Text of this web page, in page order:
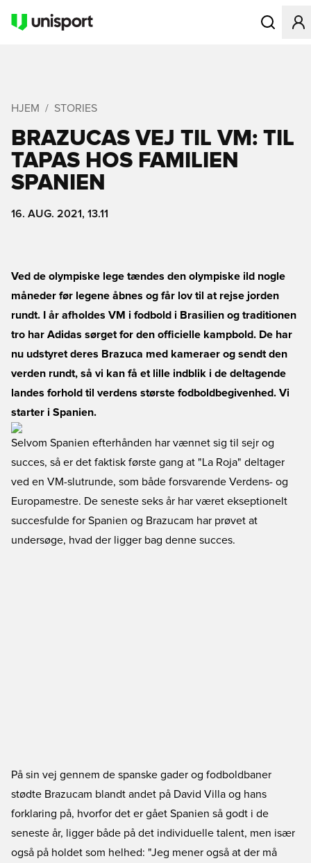
Åbner en
HJEM STORIES
BRAZUCAS VEJ TIL VM: TIL
TAPAS HOS FAMILIEN
SPANIEN
16. AUG. 2021, 13.11
Ved de olympiske lege tændes den olympiske ild nogle
måneder før legene åbnes og får lov til at rejse jorden
rundt. I år afholdes VM i fodbold i Brasilien og traditionen
tro har Adidas sørget for den officielle kampbold. De har
nu udstyret deres Brazuca med kameraer og sendt den
verden rundt, så vi kan få et lille indblik i de deltagende
landes forhold til verdens største fodboldbegivenhed. Vi
starter i Spanien.
Selvom Spanien efterhånden har vænnet sig til sejr og
succes, så er det faktisk første gang at "La Roja" deltager
ved en VM-slutrunde, som både forsvarende Verdens- og
Europamestre. De seneste seks år har været ekseptionelt
succesfulde for Spanien og Brazucam har prøvet at
undersøge, hvad der ligger bag denne succes.
På sin vej gennem de spanske gader og fodboldbaner
stødte Brazucam blandt andet på David Villa og hans
forklaring på, hvorfor det er gået Spanien så godt i de
seneste år, ligger både på det individuelle talent, men især
også på holdet som helhed: "Jeg mener også at der må